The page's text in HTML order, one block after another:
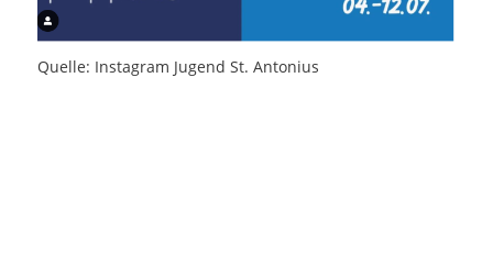
Quelle: Instagram Jugend St. Antonius